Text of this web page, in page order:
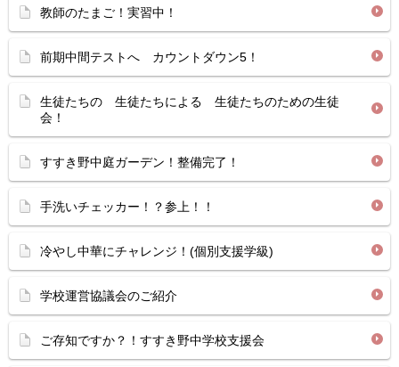
教師のたまご！実習中！
前期中間テストへ カウントダウン5！
生徒たちの 生徒たちによる 生徒たちのための生徒
会！
すすき野中庭ガーデン！整備完了！
手洗いチェッカー！？参上！！
冷やし中華にチャレンジ！(個別支援学級)
学校運営協議会のご紹介
ご存知ですか？！すすき野中学校支援会